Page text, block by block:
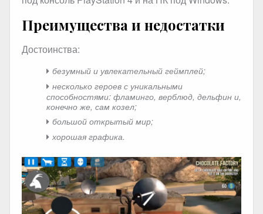
Преимущества и недостатки
Достоинства:
безумный и увлекательный геймплей;
несколько героев с уникальными
способностями: фламинго, верблюд, дельфин и,
конечно же, сам козел;
большой открытый мир;
хорошая графика.